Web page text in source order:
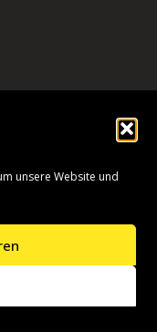
unsere Website und